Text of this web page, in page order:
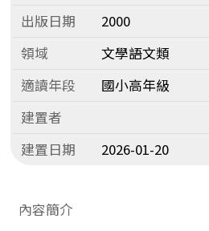
出版日期
2000
領域
文學語文類
適讀年段
國小高年級
建置者
建置日期
2026-01-20
內容簡介